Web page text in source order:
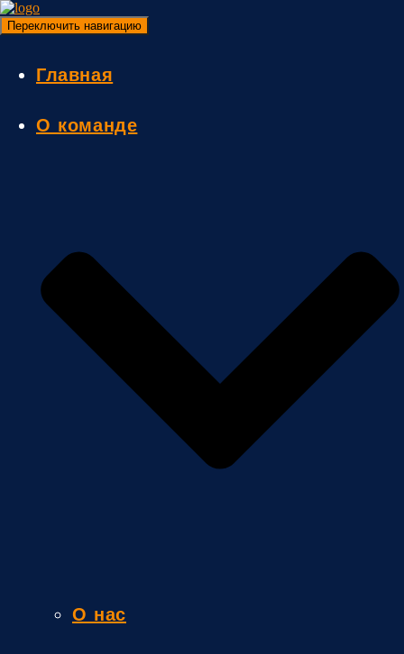
Переключить навигацию
Главная
О команде
О нас